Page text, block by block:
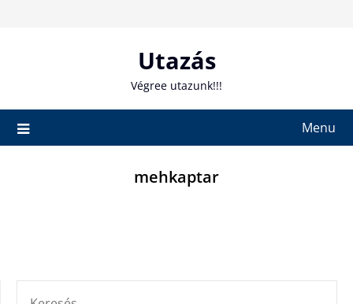
Utazás
Végree utazunk!!!
Menu
mehkaptar